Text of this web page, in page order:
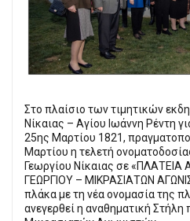
Στο πλαίσιο των τιμητικών
Νίκαιας – Αγίου Ιωάννη Ρέντη
25ης Μαρτίου 1821,
Μαρτίου η τελετή
Γεωργίου Νίκαιας σε «ΠΛΑΤΕΙΑ
ΓΕΩΡΓΙΟΥ – ΜΙΚΡΑΣΙΑΤΩΝ
πλάκα με τη νέα ονομασία της
ανεγερθεί η αναθηματική Στήλη